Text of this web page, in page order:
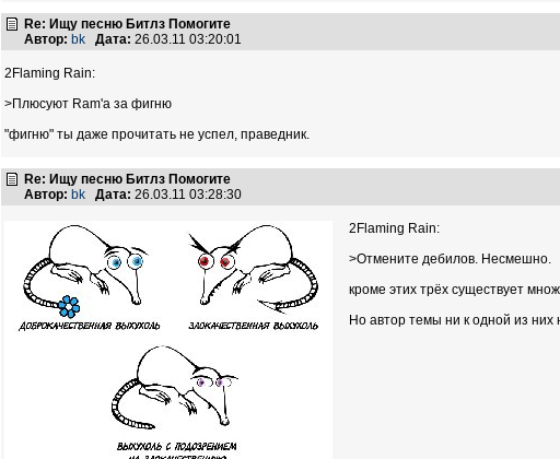
Re: Ищу песню Битлз Помогите
Автор: bk Дата: 26.03.11 03:20:01
2Flaming Rain:
>Плюсуют Ram'a за фигню
"фигню" ты даже прочитать не успел, праведник.
Re: Ищу песню Битлз Помогите
Автор: bk Дата: 26.03.11 03:28:30
2Flaming Rain:
>Отмените дебилов. Несмешно.
кроме этих трёх существует
Но автор темы ни к одной из них